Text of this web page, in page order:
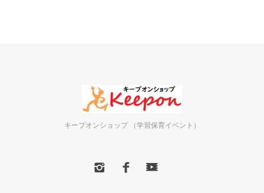
キープオンショップ （学習保育イベント）